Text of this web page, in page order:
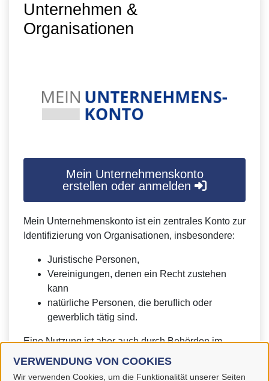
VERWENDUNG VON COOKIES
Wir verwenden Cookies, um die Funktionalität unserer Seiten
Unternehmen &
Organisationen
Mein Unternehmenskonto
erstellen oder anmelden
Mein Unternehmenskonto ist ein zentrales Konto zur
Identifizierung von Organisationen, insbesondere:
Juristische Personen,
Vereinigungen, denen ein Recht zustehen
kann
natürliche Personen, die beruflich oder
gewerblich tätig sind.
Eine Nutzung ist aber auch durch Behörden im
Sinne von § 1 Abs. 4 Verwaltungsverfahrensgesetz